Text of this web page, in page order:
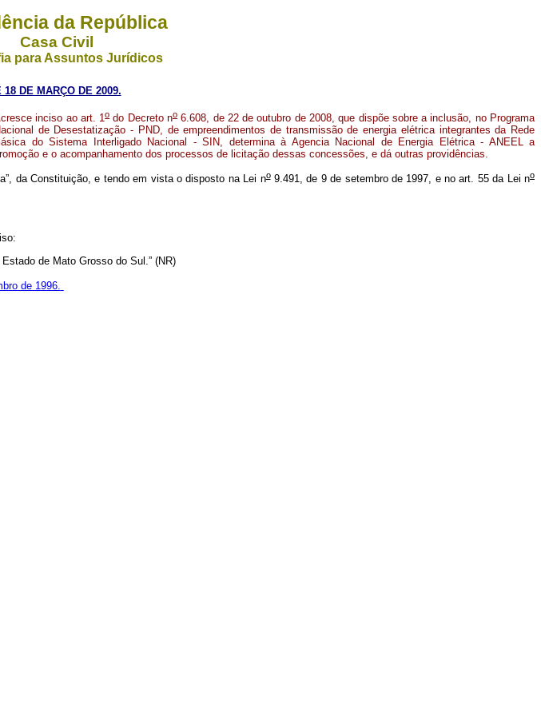
da República
Casa Civil
para Assuntos Jurídicos
18 DE MARÇO DE 2009.
inciso ao art. 1odo Decreto no 6.608, de 22 de outubro de 2008, que dispõe sobre a inclusão, no Programa
de Desestatização - PND, de empreendimentos de transmissão de energia elétrica integrantes da Rede
do Sistema Interligado Nacional - SIN, determina à Agencia Nacional de Energia Elétrica - ANEEL a
e o acompanhamento dos processos de licitação dessas concessões, e dá outras providências.
da Constituição, e tendo em vista o disposto na Lei no9.491, de 9 de setembro de 1997, e no art. 55 da Lei no
de Mato Grosso do Sul.” (NR)
de 1996.